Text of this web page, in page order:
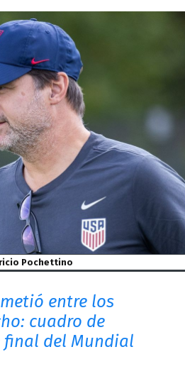
Pochettino
entre los
cuadro de
final del Mundial